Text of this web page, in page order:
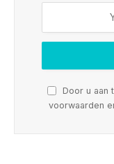
Door u aan
voorwaarden